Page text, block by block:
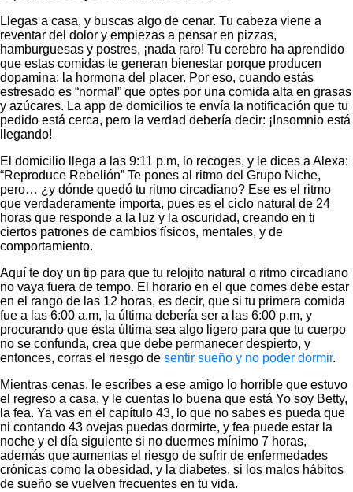
Llegas a casa, y buscas algo de cenar. Tu cabeza viene a
reventar del dolor y empiezas a pensar en pizzas,
hamburguesas y postres, ¡nada raro! Tu cerebro ha aprendido
que estas comidas te generan bienestar porque producen
dopamina: la hormona del placer. Por eso, cuando estás
estresado es “normal” que optes por una comida alta en grasas
y azúcares. La app de domicilios te envía la notificación que tu
pedido está cerca, pero la verdad debería decir: ¡Insomnio está
llegando!
El domicilio llega a las 9:11 p.m, lo recoges, y le dices a Alexa:
“Reproduce Rebelión” Te pones al ritmo del Grupo Niche,
pero… ¿y dónde quedó tu ritmo circadiano? Ese es el ritmo
que verdaderamente importa, pues es el ciclo natural de 24
horas que responde a la luz y la oscuridad, creando en ti
ciertos patrones de cambios físicos, mentales, y de
comportamiento.
Aquí te doy un tip para que tu relojito natural o ritmo circadiano
no vaya fuera de tempo. El horario en el que comes debe estar
en el rango de las 12 horas, es decir, que si tu primera comida
fue a las 6:00 a.m, la última debería ser a las 6:00 p.m, y
procurando que ésta última sea algo ligero para que tu cuerpo
no se confunda, crea que debe permanecer despierto, y
entonces, corras el riesgo de sentir sueño y no poder dormir.
Mientras cenas, le escribes a ese amigo lo horrible que estuvo
el regreso a casa, y le cuentas lo buena que está Yo soy Betty,
la fea. Ya vas en el capítulo 43, lo que no sabes es pueda que
ni contando 43 ovejas puedas dormirte, y fea puede estar la
noche y el día siguiente si no duermes mínimo 7 horas,
además que aumentas el riesgo de sufrir de enfermedades
crónicas como la obesidad, y la diabetes, si los malos hábitos
de sueño se vuelven frecuentes en tu vida.